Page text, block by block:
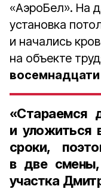
«АэроБел». На
установка
и начались
на объекте
«Стараемся
и уложиться
сроки,
в две смены,
участка